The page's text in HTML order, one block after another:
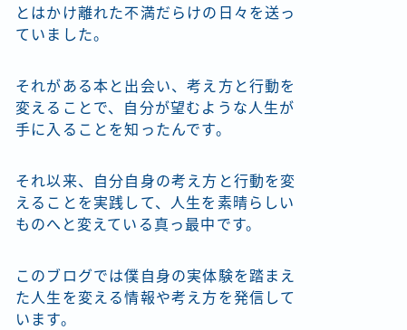
とはかけ離れた不満だらけの日々を送っ
ていました。
それがある本と出会い、考え方と行動を
変えることで、自分が望むような人生が
手に入ることを知ったんです。
それ以来、自分自身の考え方と行動を変
えることを実践して、人生を素晴らしい
ものへと変えている真っ最中です。
このブログでは僕自身の実体験を踏まえ
た人生を変える情報や考え方を発信して
います。